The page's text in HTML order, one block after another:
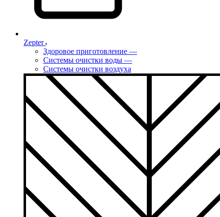
Zepter
Здоровое приготовление —
Системы очистки воды —
Системы очистки воздуха